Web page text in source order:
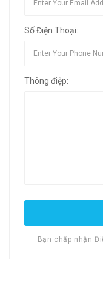
Số Điện Thoại:
Thông điệp:
Bạn chấp nhận